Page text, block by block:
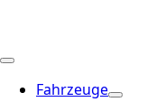
Fahrzeuge